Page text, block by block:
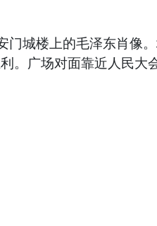
城楼上的毛泽东肖像
。广场对面靠近人民